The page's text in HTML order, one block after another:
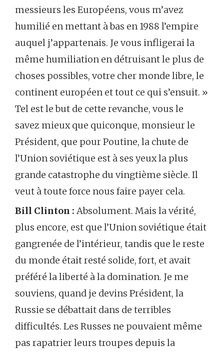
messieurs les Européens, vous m’avez
humilié en mettant à bas en 1988 l’empire
auquel j’appartenais. Je vous infligerai la
même humiliation en détruisant le plus de
choses possibles, votre cher monde libre, le
continent européen et tout ce qui s’ensuit. »
Tel est le but de cette revanche, vous le
savez mieux que quiconque, monsieur le
Président, que pour Poutine, la chute de
l’Union soviétique est à ses yeux la plus
grande catastrophe du vingtième siècle. Il
veut à toute force nous faire payer cela.
Bill Clinton : Absolument. Mais la vérité,
plus encore, est que l’Union soviétique était
gangrenée de l’intérieur, tandis que le reste
du monde était resté solide, fort, et avait
préféré la liberté à la domination. Je me
souviens, quand je devins Président, la
Russie se débattait dans de terribles
difficultés. Les Russes ne pouvaient même
pas rapatrier leurs troupes depuis la